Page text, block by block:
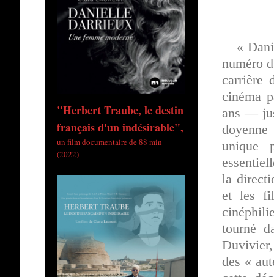
«
numéro
carrière
cinéma
ans —
unique
la
et les
tourné
des «
"Herbert Traube, le destin
français d'un indésirable",
un film documentaire de 88 min
(2022)